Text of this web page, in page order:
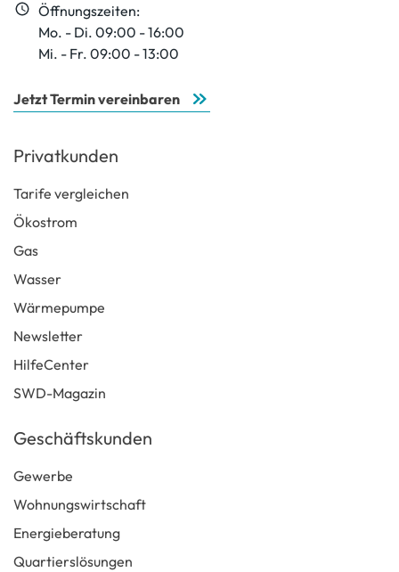
Öffnungszeiten:
Mo. - Di. 09:00 - 16:00
Mi. - Fr. 09:00 - 13:00
Jetzt Termin vereinbaren
Privatkunden
Tarife vergleichen
Ökostrom
Gas
Wasser
Wärmepumpe
Newsletter
HilfeCenter
SWD-Magazin
Geschäftskunden
Gewerbe
Wohnungswirtschaft
Energieberatung
Quartierslösungen